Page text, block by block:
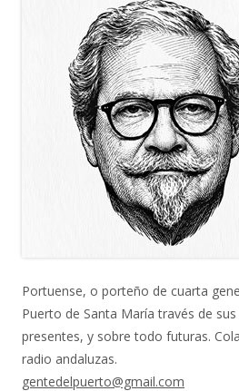
Portuense, o porteño de cuarta
Puerto de Santa María través de
presentes, y sobre todo futuras.
radio andaluzas.
gentedelpuerto@gmail.com